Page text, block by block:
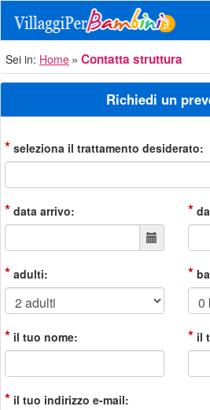
Sei in: Home Contatta struttura
Richiedi un
* seleziona il trattamento desiderato:
* data arrivo: *
* adulti: *
* il tuo nome: * il
* il tuo indirizzo e-mail: